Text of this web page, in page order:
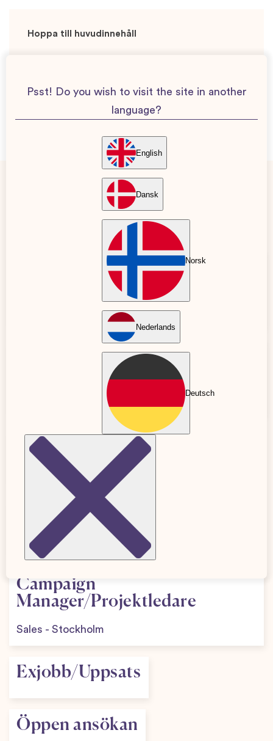
Hoppa till huvudinnehållJobba hos oss
KARRIÄRSIDA
Tillgängliga jobb på Baby Journey
Chief Marketing Officer /
Stockholm
Praktik / LIA –
Marknadskoordinator
Strategic Accounts Director
- Stockholm
Creative Sales Representative
Sales Stockholm
Campaign
Manager/Projektledare
Sales - Stockholm
Exjobb/Uppsats
Öppen ansökan
Psst! Do you wish to visit the site in another
language?
English
Dansk
Norsk
Nederlands
Deutsch